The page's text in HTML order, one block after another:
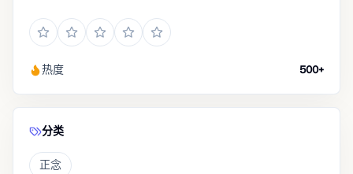
热度 500+
分类
正念